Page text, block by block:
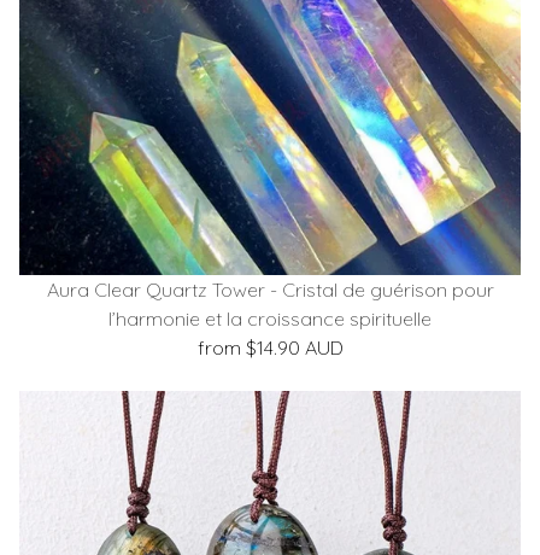
Aura Clear Quartz Tower - Cristal de guérison pour
l’harmonie et la croissance spirituelle
from $14.90 AUD